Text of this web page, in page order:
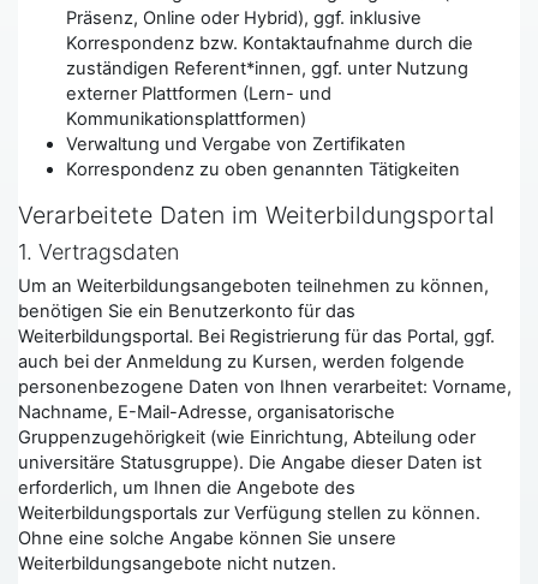
Präsenz, Online oder Hybrid), ggf. inklusive
Korrespondenz bzw. Kontaktaufnahme durch die
zuständigen Referent*innen, ggf. unter Nutzung
externer Plattformen (Lern- und
Kommunikationsplattformen)
Verwaltung und Vergabe von Zertifikaten
Korrespondenz zu oben genannten Tätigkeiten
Verarbeitete Daten im Weiterbildungsportal
1. Vertragsdaten
Um an Weiterbildungsangeboten teilnehmen zu können,
benötigen Sie ein Benutzerkonto für das
Weiterbildungsportal. Bei Registrierung für das Portal, ggf.
auch bei der Anmeldung zu Kursen, werden folgende
personenbezogene Daten von Ihnen verarbeitet: Vorname,
Nachname, E-Mail-Adresse, organisatorische
Gruppenzugehörigkeit (wie Einrichtung, Abteilung oder
universitäre Statusgruppe). Die Angabe dieser Daten ist
erforderlich, um Ihnen die Angebote des
Weiterbildungsportals zur Verfügung stellen zu können.
Ohne eine solche Angabe können Sie unsere
Weiterbildungsangebote nicht nutzen.